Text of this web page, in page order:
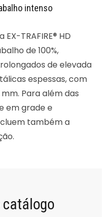
intenso
TRAFIRE® HD
de 100%,
de elevada
espessas, com
Para além das
em grade e
também a
catálogo